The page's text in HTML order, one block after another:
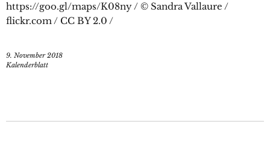
https://goo.gl/maps/K08ny / © Sandra Vallaure /
flickr.com / CC BY 2.0 /
9. November 2018
Kalenderblatt